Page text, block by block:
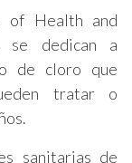
of Health and
se dedican a
de cloro que
tratar o
sanitarias de